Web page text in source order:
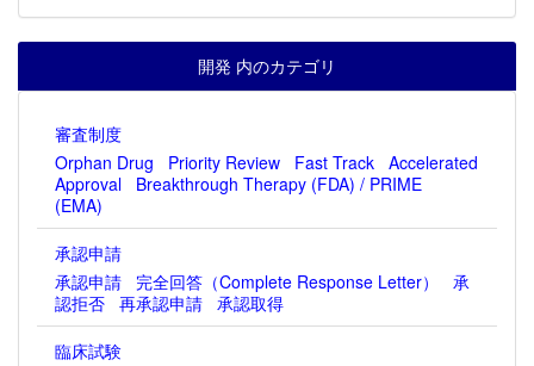
開発 内のカテゴリ
審査制度
Orphan Drug
Priority Review Fast Track Accelerated
Approval
Breakthrough Therapy (FDA) / PRIME
(EMA)
承認申請
承認申請
完全回答（Complete Response Letter）
承
認拒否 再承認申請 承認取得
臨床試験